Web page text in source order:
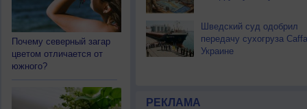
Почему северный загар
цветом отличается от
южного?
Шведский суд одобрил
передачу сухогруза Caffa
Украине
РЕКЛАМА